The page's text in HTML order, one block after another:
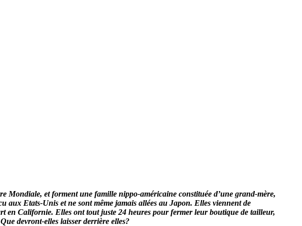
Mondiale, et forment une famille nippo-américaine constituée d’une grand-mère,
aux Etats-Unis et ne sont même jamais allées au Japon. Elles viennent de
en Californie. Elles ont tout juste 24 heures pour fermer leur boutique de tailleur,
devront-elles laisser derrière elles?